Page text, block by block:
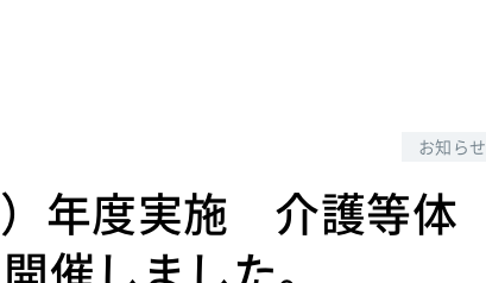
お知らせ
年度実施 介護等体